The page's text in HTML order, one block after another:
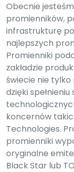
Obecnie
promienników,
infrastrukturę
najlepszych
Promienniki
zakładzie
świecie nie tylko
dzięki
koncernów
Technologies.
promienniki
oryginalne
Black Star lub